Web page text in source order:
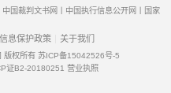
国裁判文书网丨中国执行信息公开网丨国家
息保护政策 关于我们
版权所有 苏ICP备15042526号-5
证B2-20180251 营业执照